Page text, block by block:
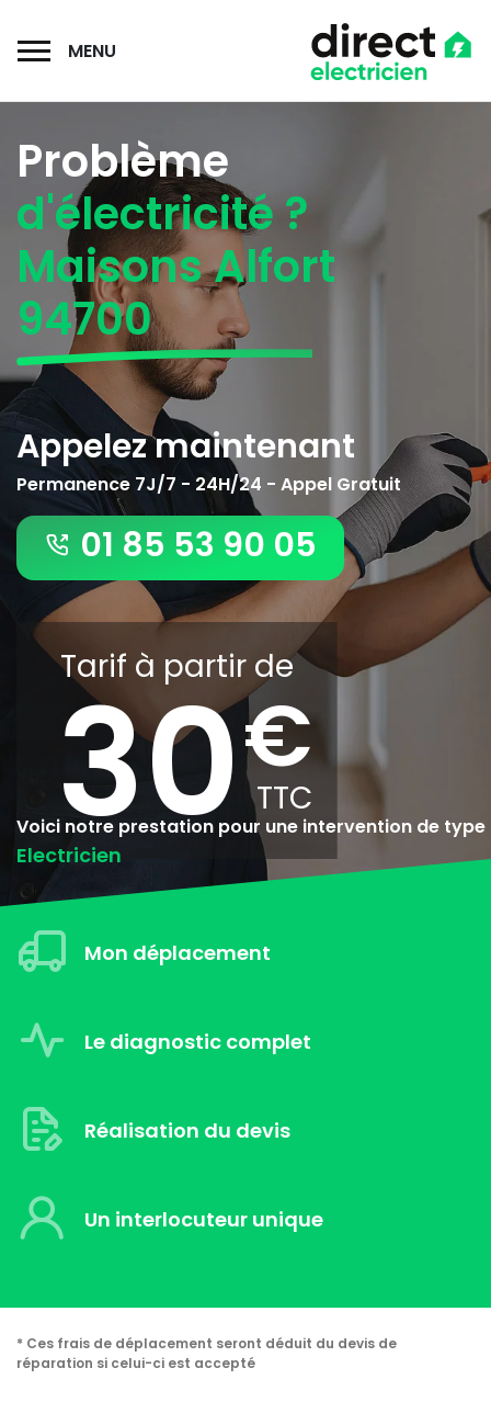
MENU
Problème
d'électricité ?
Maisons Alfort
94700
Appelez maintenant
Permanence 7J/7 - 24H/24 - Appel Gratuit
01 85 53 90 05
Tarif à partir de
30
Voici notre prestation pour une intervention de type
Electricien
Mon déplacement
Le diagnostic complet
Réalisation du devis
Un interlocuteur unique
* Ces frais de déplacement seront déduit du devis de
réparation si celui-ci est accepté